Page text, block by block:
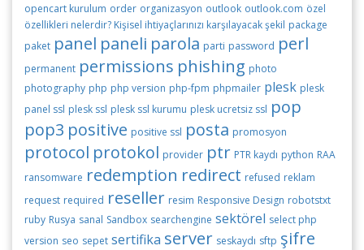
opencart kurulum order organizasyon outlook outlook.com özel
özellikleri nelerdir? Kişisel ihtiyaçlarınızı karşılayacak şekil package
paket panel paneli parola parti password perl
permanent permissions phishing photo
photography php php version php-fpm phpmailer plesk plesk
panel ssl plesk ssl plesk ssl kurumu plesk ucretsiz ssl pop
pop3 positive positive ssl posta promosyon
protocol protokol provider ptr PTR kaydı python RAA
ransomware redemption redirect refused reklam
request required reseller resim Responsive Design robotstxt
ruby Rusya sanal Sandbox searchengine sektörel select php
version seo sepet sertifika server seskaydı sftp şifre